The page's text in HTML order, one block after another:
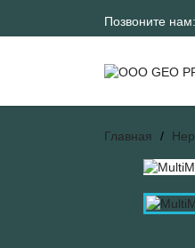
Позвоните нам:
Главная